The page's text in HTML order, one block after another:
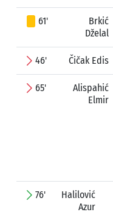
61'
Brkić
Dželal
46' Čičak Edis
65'
Alispahić
Elmir
76'
Halilović
Azur